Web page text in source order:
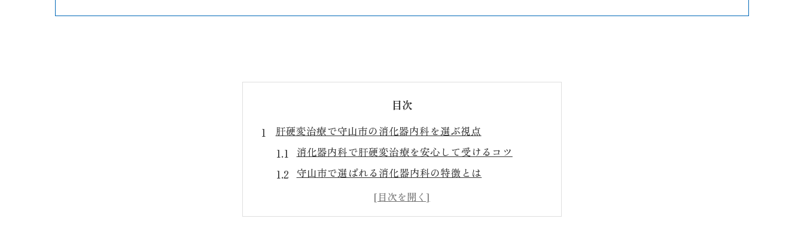
目次
肝硬変治療で守山市の消化器内科を選ぶ視点
消化器内科で肝硬変治療を安心して受けるコツ
守山市で選ばれる消化器内科の特徴とは
肝疾患専門の消化器内科を比較するポイント
滋賀県で消化器内科を選ぶ際の注意点